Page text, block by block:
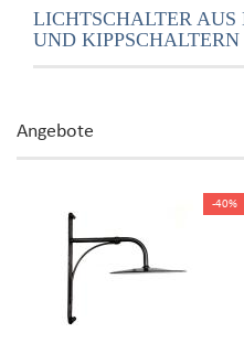
LICHTSCHALTER
UND KIPPSCHALTERN
Angebote
-40%